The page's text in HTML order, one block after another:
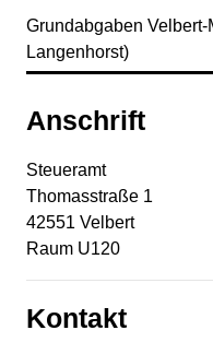
Grundabgaben
Langenhorst)
Anschrift
Steueramt
Thomasstraße 1
42551 Velbert
Raum U120
Kontakt